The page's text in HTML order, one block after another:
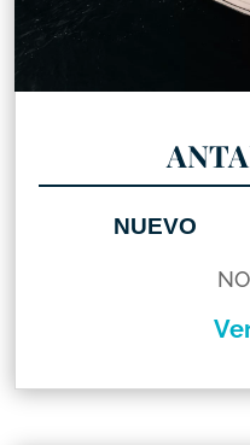
NUEVO